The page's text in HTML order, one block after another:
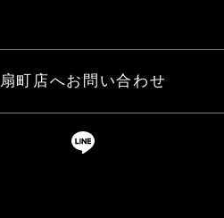
扇町店へお問い合わせ